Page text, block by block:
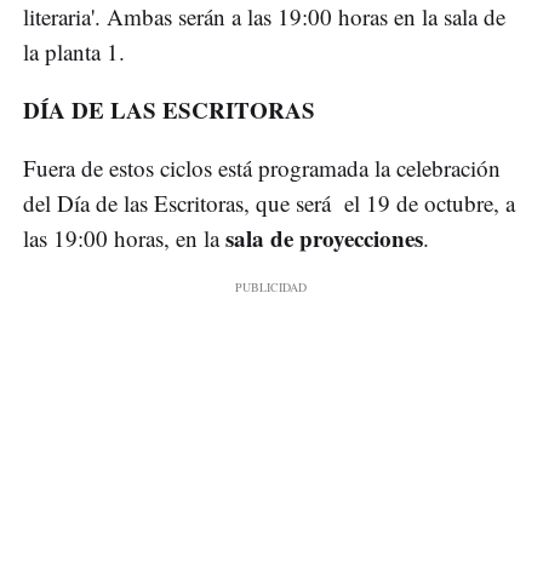
literaria'. Ambas serán a las 19:00 horas en la sala de
la planta 1.
DÍA DE LAS ESCRITORAS
Fuera de estos ciclos está programada la celebración
del Día de las Escritoras, que será el 19 de octubre, a
las 19:00 horas, en lasala de proyecciones.